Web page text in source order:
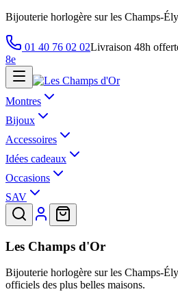
Bijouterie horlogère sur les Champs-
01 40 76 02 02Livraison 48h
8e
Montres
Bijoux
Accessoires
Idées cadeaux
Occasions
SAV
Les Champs d'Or
Bijouterie horlogère sur les Champs-
officiels des plus belles maisons.